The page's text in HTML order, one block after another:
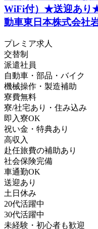
WiFi付）★送迎あり★
動車東日本株式会社
プレミア求人
交替制
派遣社員
自動車・部品・バイク
機械操作・製造補助
寮費無料
寮/社宅あり・住み込み
即入寮OK
祝い金・特典あり
高収入
赴任旅費の補助あり
社会保険完備
車通勤OK
送迎あり
土日休み
20代活躍中
30代活躍中
未経験・初心者も歓迎